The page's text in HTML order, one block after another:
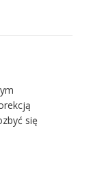
się